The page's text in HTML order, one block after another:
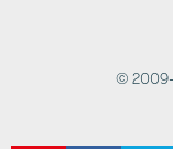
Schliessen
© 2009-